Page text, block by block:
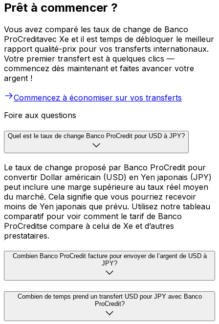
Prêt à commencer ?
Vous avez comparé les taux de change de Banco
ProCreditavec Xe et il est temps de débloquer le meilleur
rapport qualité-prix pour vos transferts internationaux.
Votre premier transfert est à quelques clics —
commencez dès maintenant et faites avancer votre
argent !
Commencez à économiser sur vos transferts
Foire aux questions
Quel est le taux de change Banco ProCredit pour USD à JPY?
Le taux de change proposé par Banco ProCredit pour
convertir Dollar américain (USD) en Yen japonais (JPY)
peut inclure une marge supérieure au taux réel moyen
du marché. Cela signifie que vous pourriez recevoir
moins de Yen japonais que prévu. Utilisez notre tableau
comparatif pour voir comment le tarif de Banco
ProCreditse compare à celui de Xe et d’autres
prestataires.
Combien Banco ProCredit facture pour envoyer de l’argent de USD à
JPY?
Combien de temps prend un transfert USD pour JPY avec Banco
ProCredit?